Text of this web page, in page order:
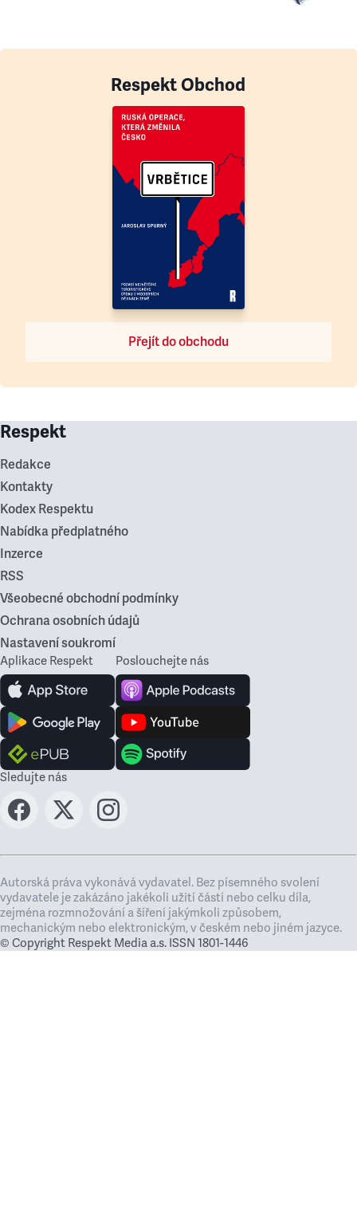
Respekt Obchod
Přejít do obchodu
Respekt
Redakce
Kontakty
Kodex Respektu
Nabídka předplatného
Inzerce
RSS
Všeobecné obchodní podmínky
Ochrana osobních údajů
Nastavení soukromí
Aplikace Respekt Poslouchejte nás
Sledujte nás
Autorská práva vykonává vydavatel. Bez písemného svolení
vydavatele je zakázáno jakékoli užití částí nebo celku díla,
zejména rozmnožování a šíření jakýmkoli způsobem,
mechanickým nebo elektronickým, v českém nebo jiném jazyce.
© Copyright Respekt Media a.s. ISSN 1801-1446